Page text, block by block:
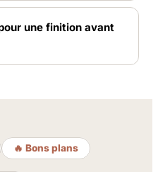
une finition avant
🔥 Bons plans